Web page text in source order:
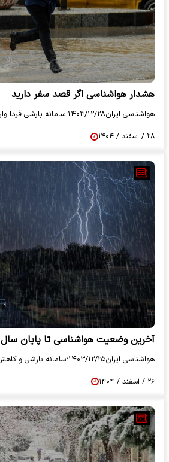
هشدار هواشناسی اگر قصد سفر دارید
هواشناسی ایران۱۴۰۳/۱۲/۲۸؛سامانه بارشی فردا وارد ایران می‌شود
۲۸ / اسفند / ۱۴۰۴
آخرین وضعیت هواشناسی تا پایان سال
هواشناسی ایران۱۴۰۳/۱۲/۲۵؛سامانه بارشی و کاهش دما در راه است
۲۶ / اسفند / ۱۴۰۴